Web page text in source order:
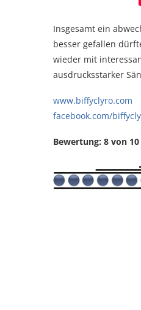
Insgesamt ein
besser gefallen
wieder mit
ausdrucksstarker
www.biffyclyro.com
facebook.com/
Bewertung: 8 von